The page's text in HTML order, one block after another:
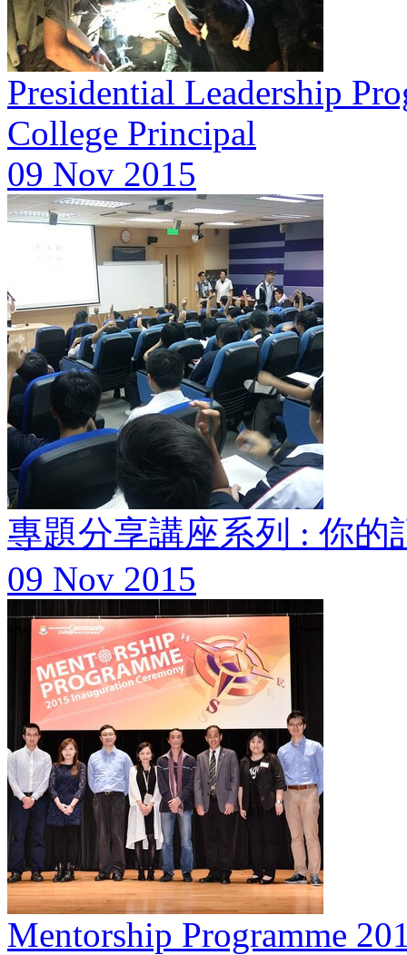
Presidential Leadership
College Principal
09 Nov 2015
專題分享講座系列 : 你的
09 Nov 2015
Mentorship Programme